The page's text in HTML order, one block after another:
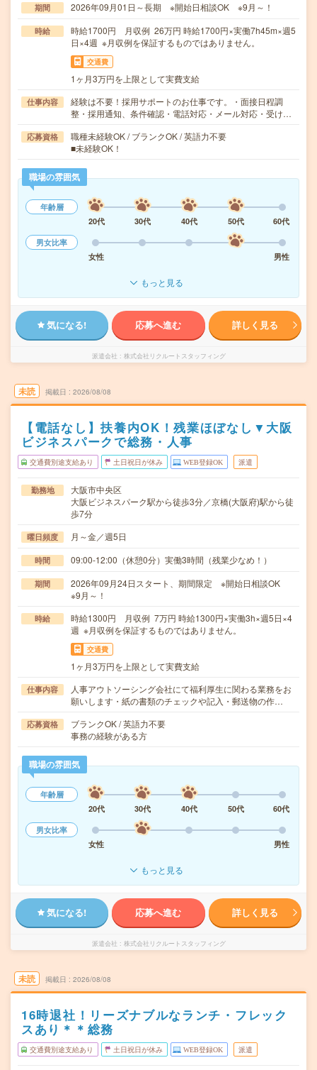
期間 2026年09月01日～長期 ※開始日相談OK ※9月～！
時給
時給1700円 月収例 26万円 時給1700円×実働7h45m×週5
日×4週 ※月収例を保証するものではありません。
交通費
1ヶ月3万円を上限として実費支給
仕事内容
経験は不要！採用サポートのお仕事です。・面接日程調
整・採用通知、条件確認・電話対応・メール対応・受け…
応募資格
職種未経験OK / ブランクOK / 英語力不要
■未経験OK！
職場の雰囲気
年齢層
20代
30代 40代 50代
60代
男女比率
女性
男性
もっと見る
気になる! 応募へ進む 詳しく見る
派遣会社 株式会社リクルートスタッフィング
未読 掲載日 2026/08/08
【電話なし】扶養内OK！残業ほぼなし▼大阪
ビジネスパークで総務・人事
交通費別途支給あり 土日祝日が休み WEB登録OK 派遣
勤務地
大阪市中央区
大阪ビジネスパーク駅から徒歩3分／京橋(大阪府)駅から徒
歩7分
曜日頻度 月～金／週5日
時間 09:00-12:00（休憩0分）実働3時間（残業少なめ！）
期間
2026年09月24日スタート、期間限定 ※開始日相談OK
※9月～！
時給
時給1300円 月収例 7万円 時給1300円×実働3h×週5日×4
週 ※月収例を保証するものではありません。
交通費
1ヶ月3万円を上限として実費支給
仕事内容
人事アウトソーシング会社にて福利厚生に関わる業務をお
願いします・紙の書類のチェックや記入・郵送物の作…
応募資格
ブランクOK / 英語力不要
事務の経験がある方
職場の雰囲気
年齢層
20代
30代 40代 50代
60代
男女比率
女性
男性
もっと見る
気になる! 応募へ進む 詳しく見る
派遣会社 株式会社リクルートスタッフィング
未読 掲載日 2026/08/08
16時退社！リーズナブルなランチ・フレック
スあり＊＊総務
交通費別途支給あり 土日祝日が休み WEB登録OK 派遣